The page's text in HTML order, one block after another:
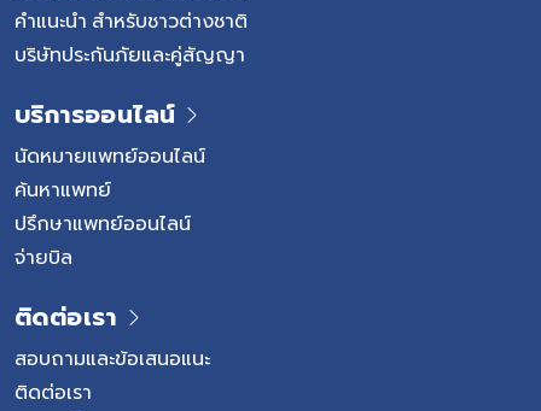
คำแนะนำ สำหรับชาวต่างชาติ
บริษัทประกันภัยและคู่สัญญา
บริการออนไลน์
นัดหมายแพทย์ออนไลน์
ค้นหาแพทย์
ปรึกษาแพทย์ออนไลน์
จ่ายบิล
ติดต่อเรา
สอบถามและข้อเสนอแนะ
ติดต่อเรา